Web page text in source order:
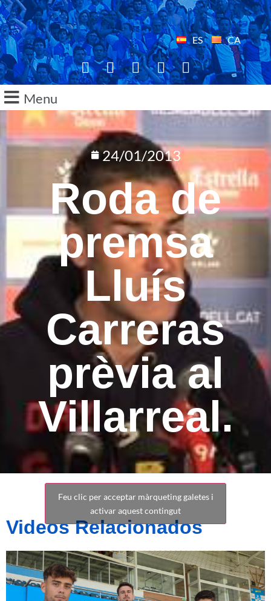
ES CA
Menu
24/01/2013
Roda de
premsa
Lluís
Carreras
prèvia al
Villarreal.
Feu clic per acceptar màrqueting galetes i
activar aquest contingut
Videos Relacionados